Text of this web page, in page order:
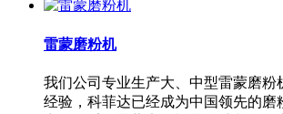
雷蒙磨粉机
我们公司专业生产大、中型雷蒙磨粉
经验，科菲达已经成为中国领先的磨